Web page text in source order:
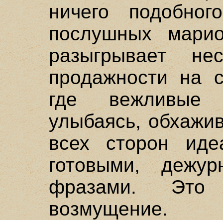
ничего
послушных
разыгрывает
продажности на
где вежливые
улыбаясь,
всех сторон
готовыми,
фразами.
возмущение.